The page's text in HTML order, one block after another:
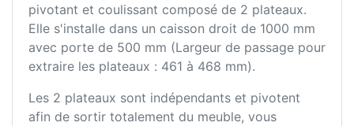
pivotant et coulissant composé de 2 plateaux.
Elle s'installe dans un caisson droit de 1000 mm
avec porte de 500 mm (Largeur de passage pour
extraire les plateaux : 461 à 468 mm).
Les 2 plateaux sont indépendants et pivotent
afin de sortir totalement du meuble, vous